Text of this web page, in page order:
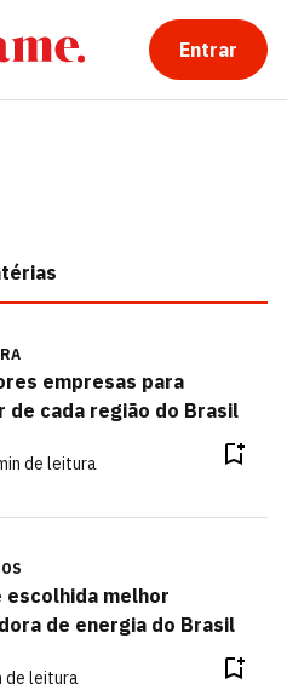
Entrar
empresas para
de cada região do Brasil
de leitura
escolhida melhor
de energia do Brasil
de leitura